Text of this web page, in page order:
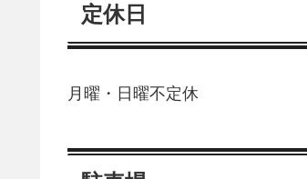
定休日
月曜・日曜不定休